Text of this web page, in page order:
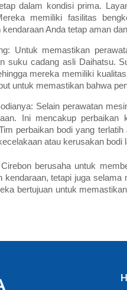
dalam kondisi prima.
memiliki fasilitas
Anda tetap aman
Untuk memastikan
suku cadang asli Daihatsu.
mereka memiliki
untuk memastikan bahwa
Selain perawatan
Ini mencakup
perbaikan bodi yang
atau kerusakan bodi
berusaha untuk
kendaraan, tetapi juga
bertujuan untuk